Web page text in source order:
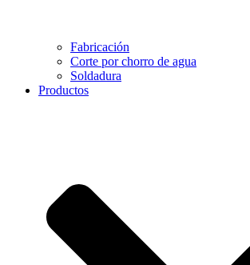
Fabricación
Corte por chorro de agua
Soldadura
Productos